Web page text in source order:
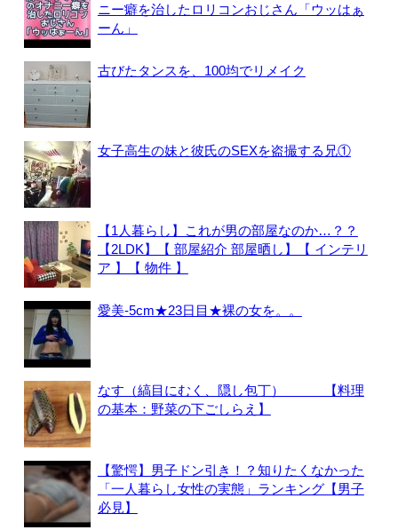
ニー癖を治したロリコンおじさん「ウッはぁ
ーん」
古びたタンスを、100均でリメイク
女子高生の妹と彼氏のSEXを盗撮する兄①
【1人暮らし】これが男の部屋なのか…？？
【2LDK】【 部屋紹介 部屋晒し】【 インテリ
ア 】【 物件 】
愛美-5cm★23日目★裸の女を。。
なす（縞目にむく、隠し包丁） 【料理
の基本：野菜の下ごしらえ】
【驚愕】男子ドン引き！？知りたくなかった
「一人暮らし女性の実態」ランキング【男子
必見】